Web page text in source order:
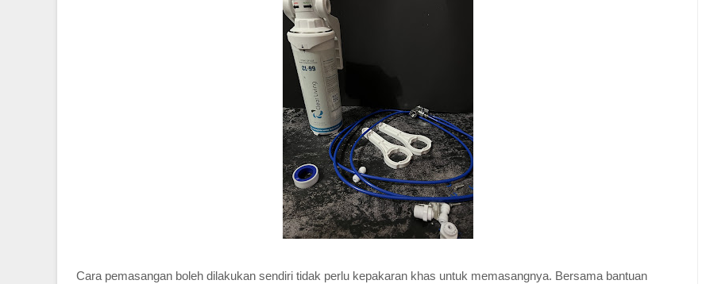
Cara pemasangan boleh dilakukan sendiri tidak perlu kepakaran khas untuk memasangnya. Bersama bantuan